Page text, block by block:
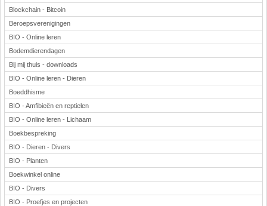
Blockchain - Bitcoin
Beroepsverenigingen
BIO - Online leren
Bodemdierendagen
Bij mij thuis - downloads
BIO - Online leren - Dieren
Boeddhisme
BIO - Amfibieën en reptielen
BIO - Online leren - Lichaam
Boekbespreking
BIO - Dieren - Divers
BIO - Planten
Boekwinkel online
BIO - Divers
BIO - Proefjes en projecten